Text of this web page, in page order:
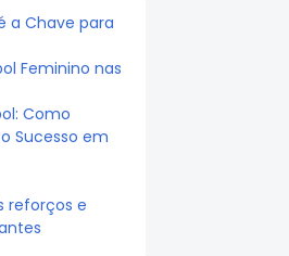
a Chave para
Feminino nas
Como
Sucesso em
reforços e